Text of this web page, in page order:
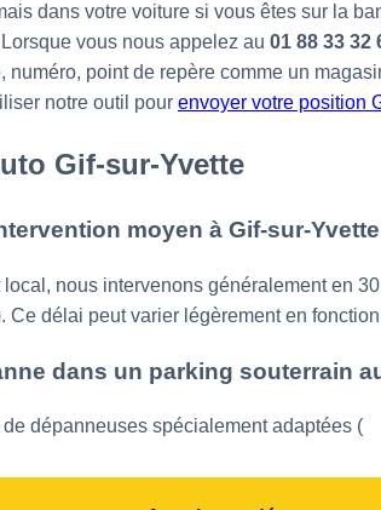
dans votre voiture si vous êtes sur la
Lorsque vous nous appelez au 01 88 33 32
numéro, point de repère comme un
notre outil pour envoyer votre position
Gif-sur-Yvette
moyen à Gif-sur-
nous intervenons généralement en
Ce délai peut varier légèrement en
dans un parking souterrain
dépanneuses spécialement adaptées (